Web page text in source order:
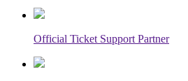
Official Ticket Support Partner